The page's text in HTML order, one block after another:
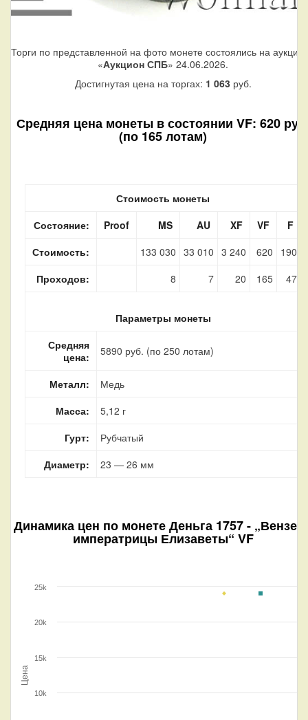
Торги по представленной на фото монете состоялись на
«Аукцион СПБ» 24.06.2026.
Достигнутая цена на торгах: 1 063 руб.
Средняя цена монеты в состоянии VF: 620
(по 165 лотам)
Стоимость монеты
Состояние:
Proof MS AU XF VF
F
Стоимость:
133 030 33 010 3 240 620
190
Проходов:
8 7 20 165 47
Параметры монеты
Средняя
цена:
5890 руб. (по 250 лотам)
Металл:
Медь
Масса:
5,12 г
Гурт:
Рубчатый
Диаметр:
23 — 26 мм
Динамика цен по монетеДеньга 1757 -
императрицы Елизаветы“ VF
Цена
10k
15k
20k
25k